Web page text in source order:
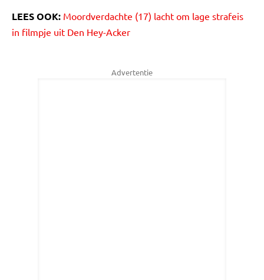
LEES OOK: Moordverdachte (17) lacht om lage strafeis
in filmpje uit Den Hey-Acker
Advertentie